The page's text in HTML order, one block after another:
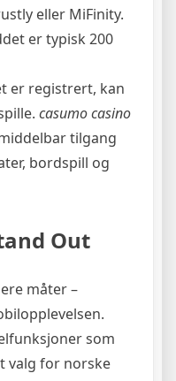
eller MiFinity.
er typisk 200
er registrert, kan
casumo casino
tilgang
bordspill og
Out
måter –
som
valg for norske